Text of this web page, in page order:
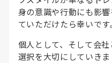
身の意識や行動にも影
ていただけたら幸いです。
個人として、そして会
選択を大切にしていきま